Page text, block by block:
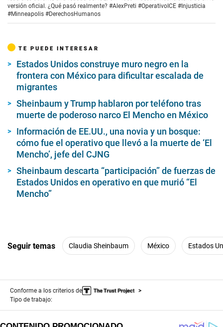
versión oficial. ¿Qué pasó realmente? #AlexPreti #OperativoICE #Injusticia
#Minneapolis #DerechosHumanos
TE PUEDE INTERESAR
Estados Unidos construye muro negro en la
frontera con México para dificultar escalada de
migrantes
Sheinbaum y Trump hablaron por teléfono tras
muerte de poderoso narco El Mencho en México
Información de EE.UU., una novia y un bosque:
cómo fue el operativo que llevó a la muerte de ‘El
Mencho’, jefe del CJNG
Sheinbaum descarta “participación” de fuerzas de
Estados Unidos en operativo en que murió “El
Mencho”
Seguir temas Claudia Sheinbaum México Estados
Conforme a los criterios de
Tipo de trabajo: